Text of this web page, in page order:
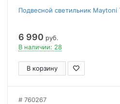
Подвесной светильник Maytoni
6 990 руб.
В наличии: 28
В корзину
760267